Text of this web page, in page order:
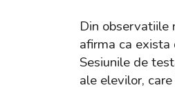
Din observatiile
afirma ca
Sesiunile de
ale elevilor,